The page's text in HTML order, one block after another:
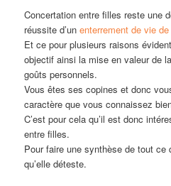
Concertation entre filles reste une
réussite d’unenterrement de vie
Et ce pour plusieurs raisons
objectif ainsi la mise en valeur de
goûts personnels.
Vous êtes ses copines et donc
caractère que vous connaissez
C’est pour cela qu’il est donc
entre filles.
Pour faire une synthèse de tout ce
qu’elle déteste.